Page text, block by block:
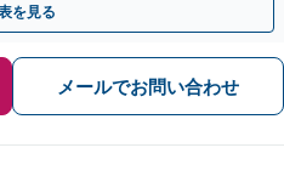
を見る
メールでお問い合わせ